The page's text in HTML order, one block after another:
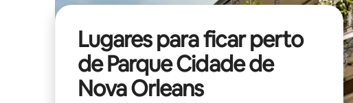
Lugares para ficar perto
de Parque Cidade de
Nova Orleans